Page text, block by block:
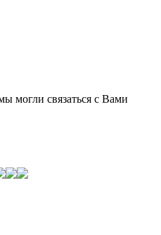
могли связаться с Вами